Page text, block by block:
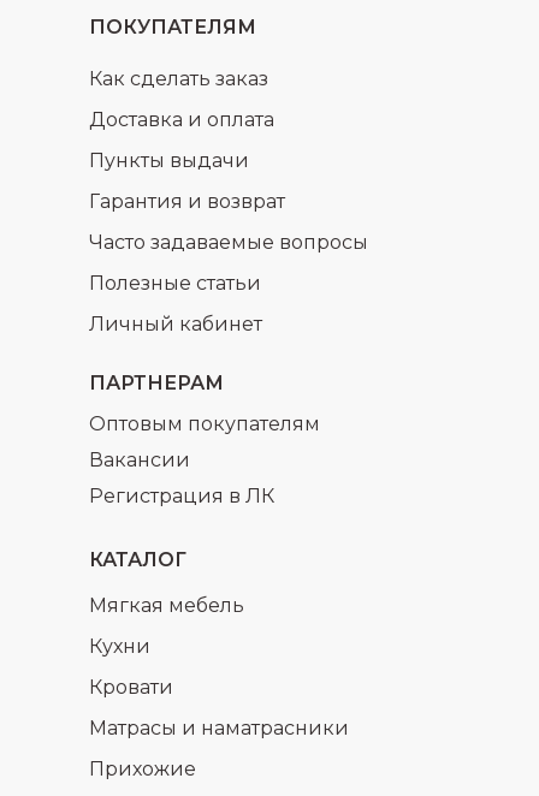
ПАРТНЕРАМ
Регистрация в ЛК
Оптовым покупателям
Вакансии
КАТАЛОГ
Кухни
Мягкая мебель
Кровати
Матрасы и наматрасники
Прихожие
ПОКУПАТЕЛЯМ
Доставка и оплата
Часто задаваемые вопросы
Гарантия и возврат
Полезные статьи
Пункты выдачи
Как сделать заказ
Личный кабинет